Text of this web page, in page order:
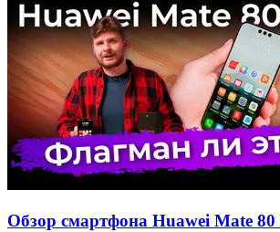
Обзор смартфона Huawei Mate 80